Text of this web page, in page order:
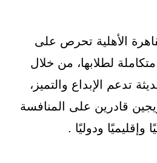
الأهلية تحرص على
لطلابها، من خلال
تدعم الإبداع والتميز،
قادرين على المنافسة
ودوليًا .